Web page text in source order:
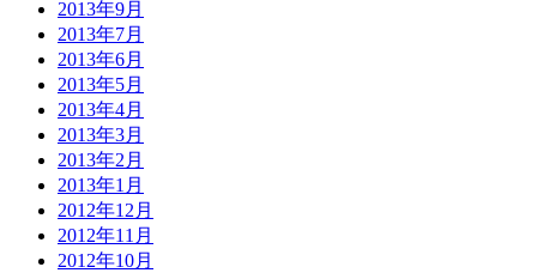
2013年9月
2013年7月
2013年6月
2013年5月
2013年4月
2013年3月
2013年2月
2013年1月
2012年12月
2012年11月
2012年10月